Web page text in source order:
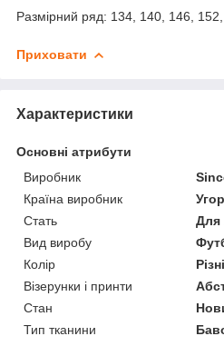
Размірний ряд: 134, 140, 146,
Приховати
Характеристики
Основні атрибути
Виробник
Країна виробник
Стать
Для
Вид виробу
Колір
Візерунки і принти
Стан
Тип тканини